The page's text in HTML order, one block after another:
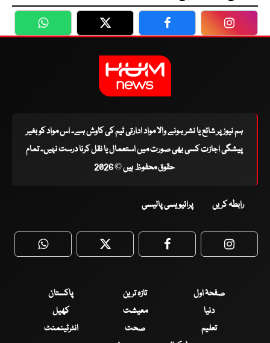
WhatsApp Twitter Facebook
ہم نیوز پر شائع یا نشر ہونے والا مواد ادارتی ٹیم کی کاوش ہے۔ اس مواد کو بغیر
پیشگی اجازت کسی بھی صورت میں استعمال یا نقل کرنا درست نہیں۔ تمام
حقوق محفوظ ہیں © 2026
رابطہ کریں پرائیویسی پالیسی
WhatsApp Twitter Facebook
صفحۂ اول تازہ ترین
پاکستان
دنیا
معیشت
کھیل
تعلیم
صحت
انٹرٹینمنٹ